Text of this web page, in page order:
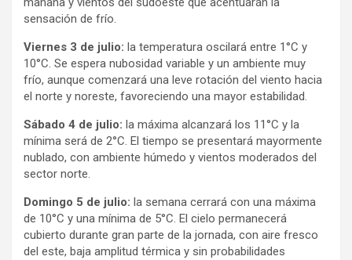
sensación de frío.
Viernes 3 de julio: la temperatura oscilará entre 1°C y
10°C. Se espera nubosidad variable y un ambiente muy
frío, aunque comenzará una leve rotación del viento hacia
el norte y noreste, favoreciendo una mayor estabilidad.
Sábado 4 de julio: la máxima alcanzará los 11°C y la
mínima será de 2°C. El tiempo se presentará mayormente
nublado, con ambiente húmedo y vientos moderados del
sector norte.
Domingo 5 de julio: la semana cerrará con una máxima
de 10°C y una mínima de 5°C. El cielo permanecerá
cubierto durante gran parte de la jornada, con aire fresco
del este, baja amplitud térmica y sin probabilidades